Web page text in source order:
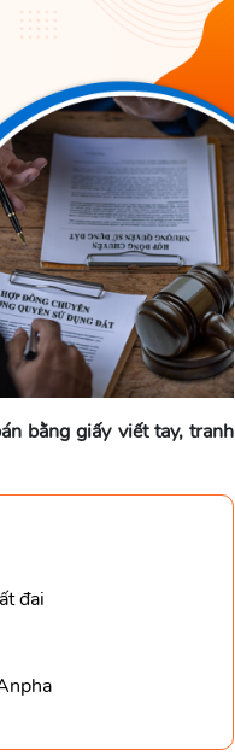
bằng giấy viết tay, tranh
đai